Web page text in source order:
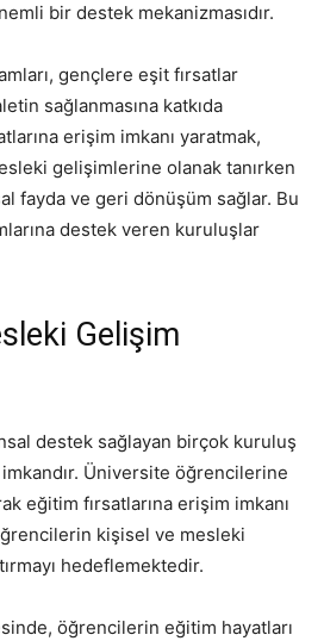
bir destek mekanizmasıdır.
gençlere eşit fırsatlar
sağlanmasına katkıda
erişim imkanı yaratmak,
gelişimlerine olanak tanırken
fayda ve geri dönüşüm sağlar. Bu
destek veren kuruluşlar
Gelişim
destek sağlayan birçok kuruluş
Üniversite öğrencilerine
eğitim fırsatlarına erişim imkanı
kişisel ve mesleki
hedeflemektedir.
öğrencilerin eğitim hayatları